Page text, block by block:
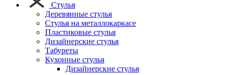
Стулья
Деревянные стулья
Стулья на металлокаркасе
Пластиковые стулья
Дизайнерские стулья
Табуреты
Кухонные стулья
Дизайнерские стулья